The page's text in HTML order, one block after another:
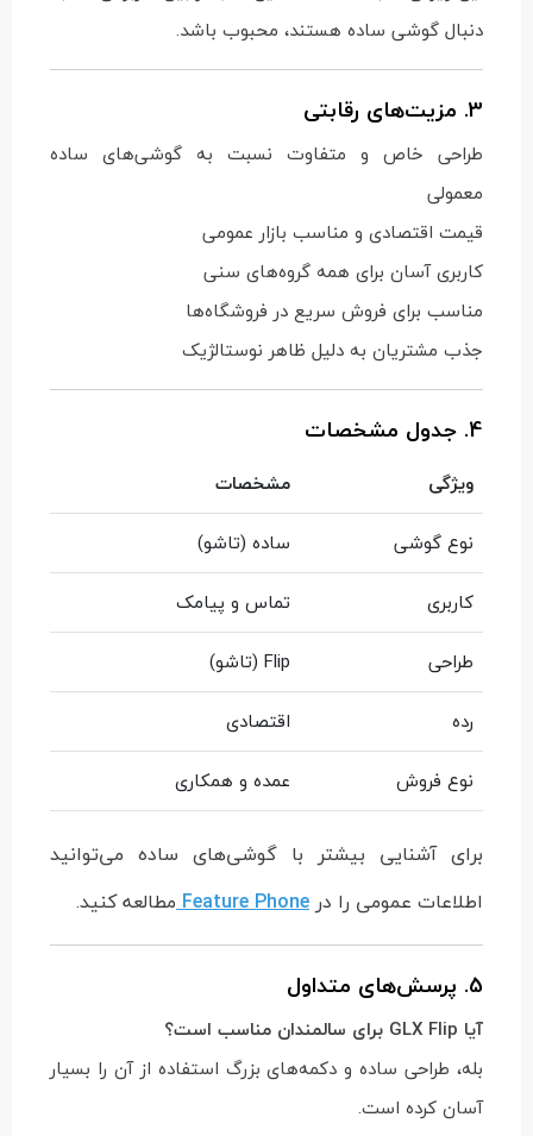
دنبال گوشی ساده هستند، محبوب باشد.
3. مزیت‌های رقابتی
طراحی خاص و متفاوت نسبت به گوشی‌های ساده
معمولی
قیمت اقتصادی و مناسب بازار عمومی
کاربری آسان برای همه گروه‌های سنی
مناسب برای فروش سریع در فروشگاه‌ها
جذب مشتریان به دلیل ظاهر نوستالژیک
4. جدول مشخصات
ویژگی
مشخصات
نوع گوشی
ساده (تاشو)
کاربری
تماس و پیامک
طراحی
Flip (تاشو)
رده
اقتصادی
نوع فروش
عمده و همکاری
برای آشنایی بیشتر با گوشی‌های ساده می‌توانید
اطلاعات عمومی را در Feature Phone مطالعه کنید.
5. پرسش‌های متداول
آیا GLX Flip برای سالمندان مناسب است؟
بله، طراحی ساده و دکمه‌های بزرگ استفاده از آن را بسیار
آسان کرده است.